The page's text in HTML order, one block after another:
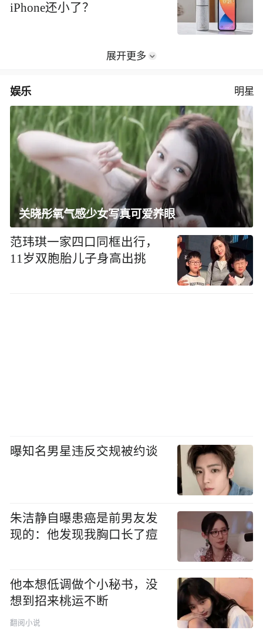
iPhone还小了？
展开更多
娱乐 明星
关晓彤氧气感少女写真可爱养眼
范玮琪一家四口同框出行，
11岁双胞胎儿子身高出挑
曝知名男星违反交规被约谈
朱洁静自曝患癌是前男友发
现的：他发现我胸口长了痘
他本想低调做个小秘书，没
想到招来桃运不断
翻阅小说